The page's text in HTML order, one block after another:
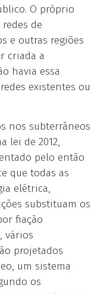
O próprio
de
e outras regiões
criada a
havia essa
existentes ou
nos subterrâneos
lei de 2012,
pelo então
que todas as
elétrica,
substituam os
fiação
vários
projetados
um sistema
os